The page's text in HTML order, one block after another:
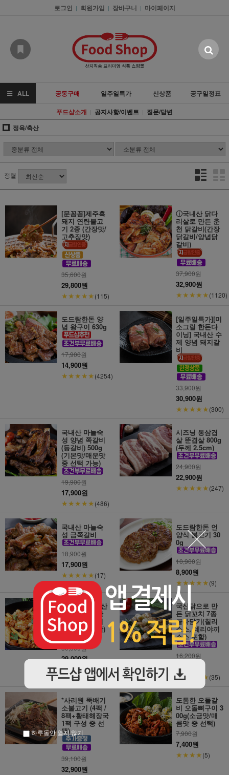
로그인 | 회원가입 | 장바구니 | 마이페이지
ALL 공동구매 일주일특가 신상품
공구일정표
푸드샵소개 | 공지사항/이벤트 | 질문/답변
정육/축산
정렬
[문꼼꼼]제주흑
돼지 연탄불고
기 2종 (간장맛/
고추장맛)
35,600원
29,800원
★★★★★(115)
ⓘ국내산 닭다
리살로 만든 춘
천 닭갈비(간장
닭갈비/양념닭
갈비)
37,900원
32,900원
★★★★★(1120)
도드람한돈 양
념 왕구이 630g
17,900원
14,900원
★★★★★(4254)
[일주일특가][미
소그릴 한돈다
이닝] 국내산 수
제 양념 돼지갈
비
33,900원
30,900원
★★★★★(300)
국내산 마늘숙
성 양념 쪽갈비
(등갈비) 500g
(기본맛/매운맛
중 선택 가능)
19,900원
17,900원
★★★★★(486)
시즈닝 통삼겹
살 뚠겹살 800g
(두께 2.5cm)
24,900원
22,900원
★★★★★(247)
국내산 마늘숙
성 금쪽갈비
18,900원
17,900원
★★★★★(17)
도드람한돈 언
양식 불고기 30
0g
10,900원
8,900원
★★★★★(9)
[아워밀] 국내산
닭다리살로 만
든 춘천닭갈비
세트(야채포함)
30,000원
29,000원
★★★★★(23)
국산닭으로 만
든 닭꼬치 7종
골라담기(칠리
소스, 데리야끼
소스 포함)
16,200원
15,700원
★★★★★(35)
*사리원 뚝배기
소불고기 (4팩 /
8팩+황태해장국
1팩 구성 중 선
택)
39,100원
32,900원
도톰한 오돌갈
비 오돌뼈구이 3
00g(소금맛/매
콤맛 중 선택)
7,900원
7,400원
★★★★(5)
하루동안 열지 않기